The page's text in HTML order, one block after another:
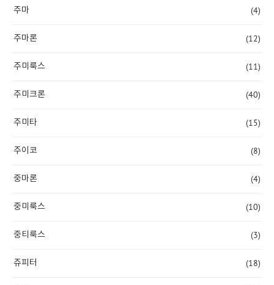
주마 (4)
주마론 (12)
주미룩스 (11)
주미크론 (40)
주미타 (15)
주이코 (8)
중마론 (4)
중미룩스 (10)
중티룩스 (3)
쥬피터 (18)